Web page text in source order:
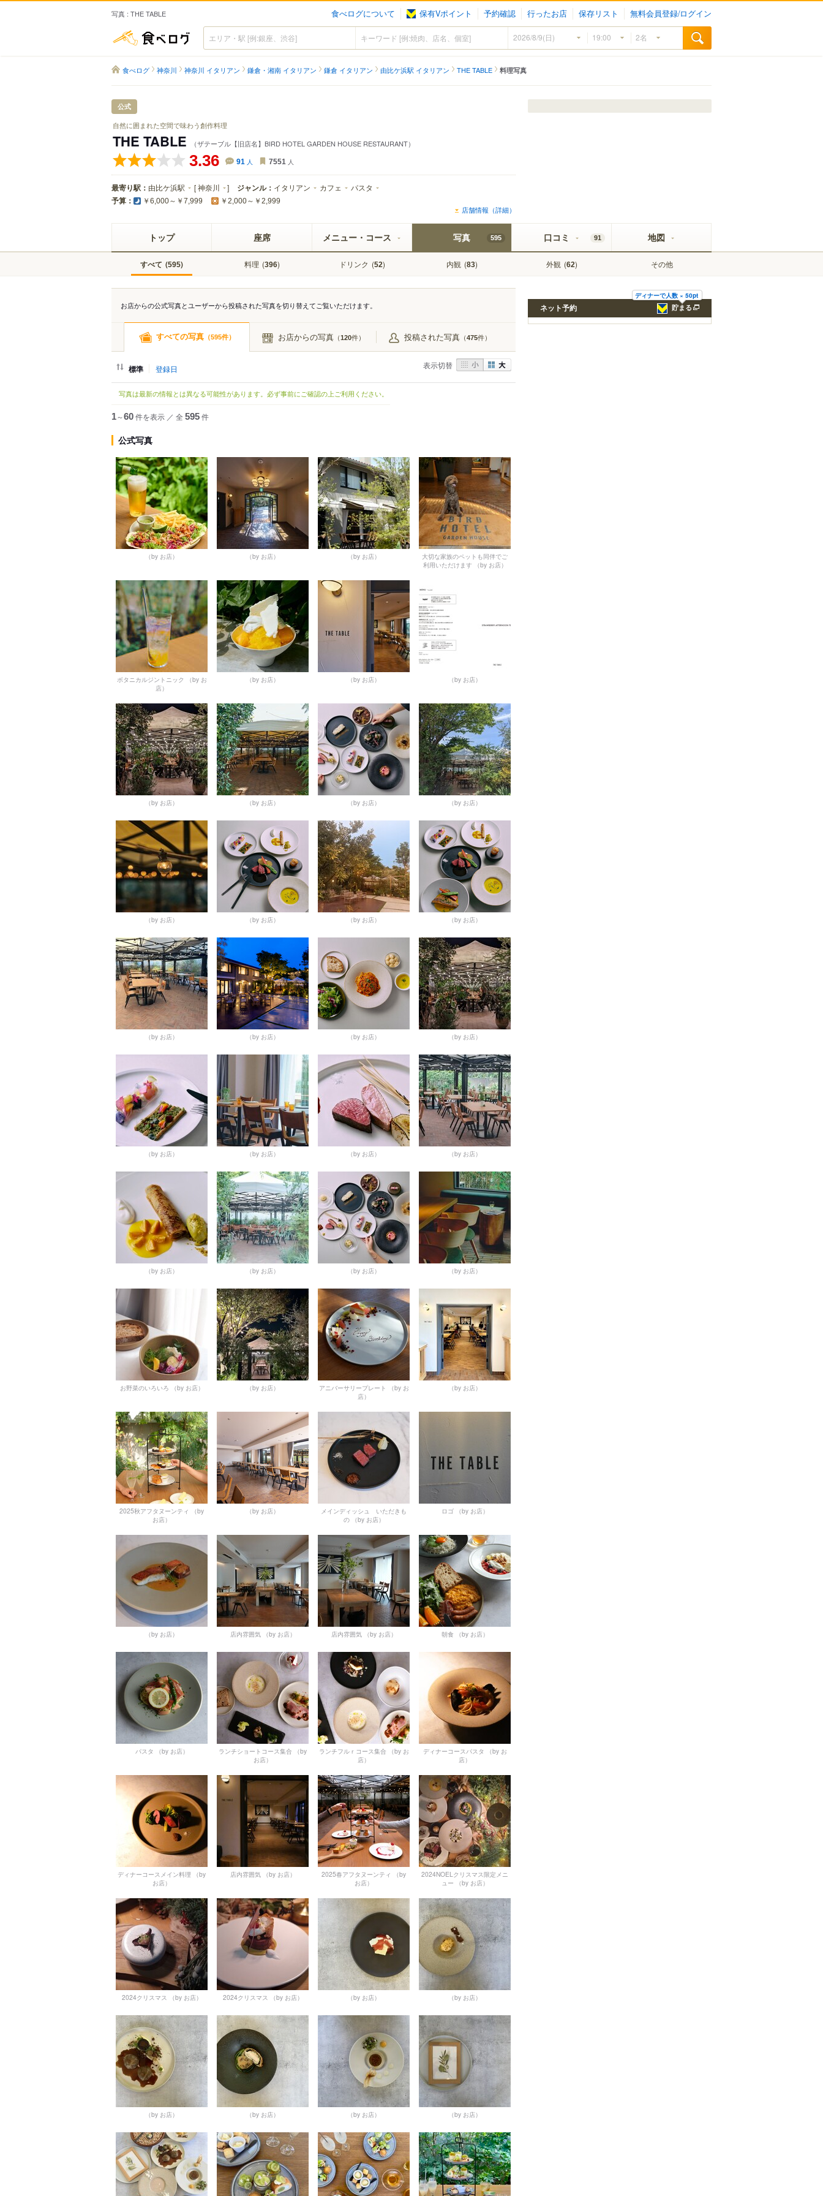
写真 : THE TABLE 食べログについて 保有Vポイント 予約確認 行ったお店 保存リスト 無料会員登録/ログイン
食べログ
食べログ 神奈川 神奈川 イタリアン 鎌倉・湘南 イタリアン 鎌倉 イタリアン 由比ケ浜駅 イタリアン THE TABLE 料理写真
公式
自然に囲まれた空間で味わう創作料理
THE TABLE （ザテーブル【旧店名】BIRD HOTEL GARDEN HOUSE RESTAURANT）
3.36 91 人 7551 人
最寄り駅： 由比ケ浜駅 [神奈川 ] ジャンル： イタリアン カフェ パスタ
予算： ￥6,000～￥7,999 ￥2,000～￥2,999
店舗情報（詳細）
トップ 座席 メニュー・コース 写真 595
すべて (595) 料理 (396) ドリンク (52) 内観 (83) 外観 (62) その他
口コミ 91 地図
お店からの公式写真とユーザーから投稿された写真を切り替えてご覧いただけます。
すべての写真（595件） お店からの写真（120件） 投稿された写真 （475件）
標準 登録日 表示切替
写真は最新の情報とは異なる可能性があります。必ず事前にご確認の上ご利用ください。
1～60件を表示 ／ 全 595件
公式写真
（by お店） （by お店） （by お店）
大切な家族のペットも同伴でご
利用いただけます
（by お店）
ボタニカルジントニック
（by お
店）
（by お店） （by お店） （by お店）
（by お店） （by お店） （by お店） （by お店）
（by お店） （by お店） （by お店） （by お店）
（by お店） （by お店） （by お店） （by お店）
（by お店） （by お店） （by お店） （by お店）
（by お店） （by お店） （by お店） （by お店）
お野菜のいろいろ （by お店） （by お店） アニバーサリープレート
（by お
店）
（by お店）
2025秋アフタヌーンティ
（by
お店）
（by お店）
メインディッシュ いただきも
の
（by お店）
ロゴ （by お店）
（by お店） 店内雰囲気 （by お店） 店内雰囲気 （by お店） 朝食 （by お店）
パスタ （by お店） ランチショートコース集合
（by
お店）
ランチフルｒコース集合
（by お
店）
ディナーコースパスタ
（by お
店）
ディナーコースメイン料理
（by
お店）
店内雰囲気 （by お店） 2025春アフタヌーンティ
（by
お店）
2024NOELクリスマス限定メニ
ュー
（by お店）
2024クリスマス （by お店） 2024クリスマス （by お店） （by お店） （by お店）
（by お店） （by お店） （by お店） （by お店）
ディナーで人数 × 50pt
貯まる
ネット予約